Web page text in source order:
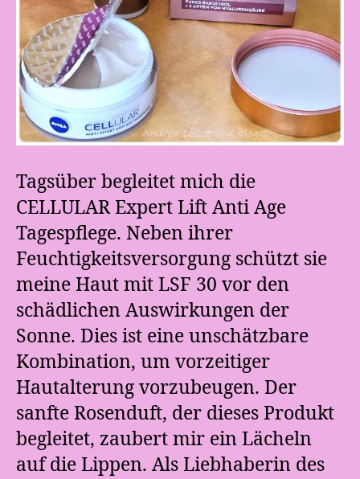
Tagsüber begleitet mich die
CELLULAR Expert Lift Anti Age
Tagespflege. Neben ihrer
Feuchtigkeitsversorgung schützt sie
meine Haut mit LSF 30 vor den
schädlichen Auswirkungen der
Sonne. Dies ist eine unschätzbare
Kombination, um vorzeitiger
Hautalterung vorzubeugen. Der
sanfte Rosenduft, der dieses Produkt
begleitet, zaubert mir ein Lächeln
auf die Lippen. Als Liebhaberin des